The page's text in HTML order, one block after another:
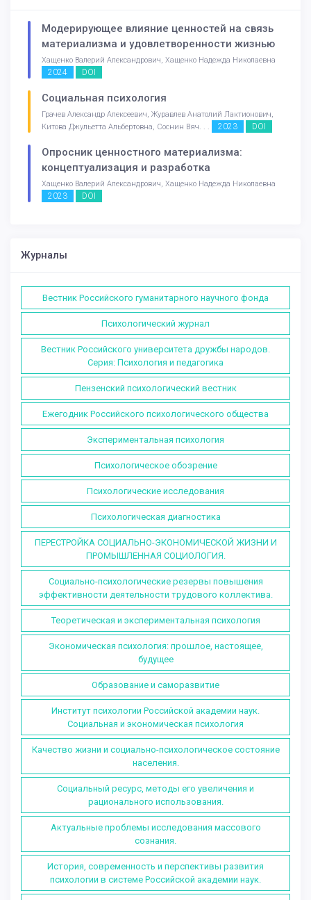
Модерирующее влияние ценностей на связь
материализма и удовлетворенности жизнью
Хащенко Валерий Александрович, Хащенко Надежда Николаевна
2024 DOI
Социальная психология
Грачев Александр Алексеевич, Журавлев Анатолий Лактионович,
Китова Джульетта Альбертовна, Соснин Вяч. . .
2023 DOI
Опросник ценностного материализма:
концептуализация и разработка
Хащенко Валерий Александрович, Хащенко Надежда Николаевна
2023 DOI
Журналы
Вестник Российского гуманитарного научного фонда
Психологический журнал
Вестник Российского университета дружбы народов.
Серия: Психология и педагогика
Пензенский психологический вестник
Ежегодник Российского психологического общества
Экспериментальная психология
Психологическое обозрение
Психологические исследования
Психологическая диагностика
ПЕРЕСТРОЙКА СОЦИАЛЬНО-ЭКОНОМИЧЕСКОЙ ЖИЗНИ И
ПРОМЫШЛЕННАЯ СОЦИОЛОГИЯ.
Социально-психологические резервы повышения
эффективности деятельности трудового коллектива.
Теоретическая и экспериментальная психология
Экономическая психология: прошлое, настоящее,
будущее
Образование и саморазвитие
Институт психологии Российской академии наук.
Социальная и экономическая психология
Качество жизни и социально-психологическое состояние
населения.
Социальный ресурс, методы его увеличения и
рационального использования.
Актуальные проблемы исследования массового
сознания.
История, современность и перспективы развития
психологии в системе Российской академии наук.